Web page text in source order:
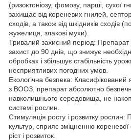
(ризоктоніозу, фомозу, парші, сухої
захищає від кореневих гнилей,
сходів, а також від шкідників сходів
жужелиця, злакові мухи).
Тривалий захисний період:
захист до 90 днів, що знижує
обробках і збільшує стабільність
несприятливих погодних умов.
Екологічна безпека: Класифікований
з ВООЗ, препарат абсолютно
навколишнього середовища, не
системі рослин.
Стимуляція росту і розвитку рослин:
культур, сприяє зміцненню
ріст і розвиток.